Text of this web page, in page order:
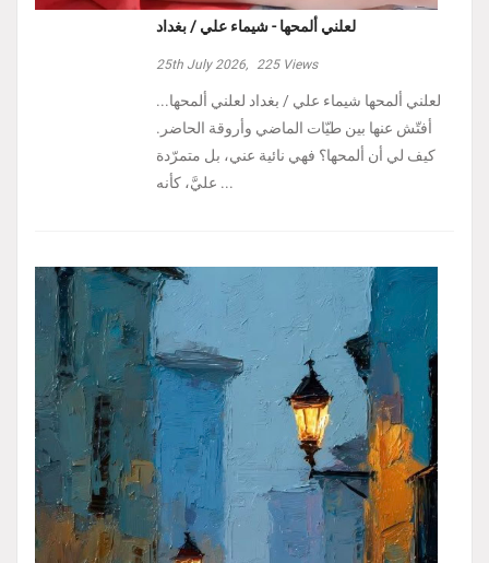
لعلني ألمحها - شيماء علي / بغداد
25th July 2026, 225Views
لعلني ألمحها شيماء علي / بغداد لعلني ألمحها...
أفتّش عنها بين طيّات الماضي وأروقة الحاضر.
كيف لي أن ألمحها؟ فهي نائية عني، بل متمرّدة
عليَّ، كأنه ...